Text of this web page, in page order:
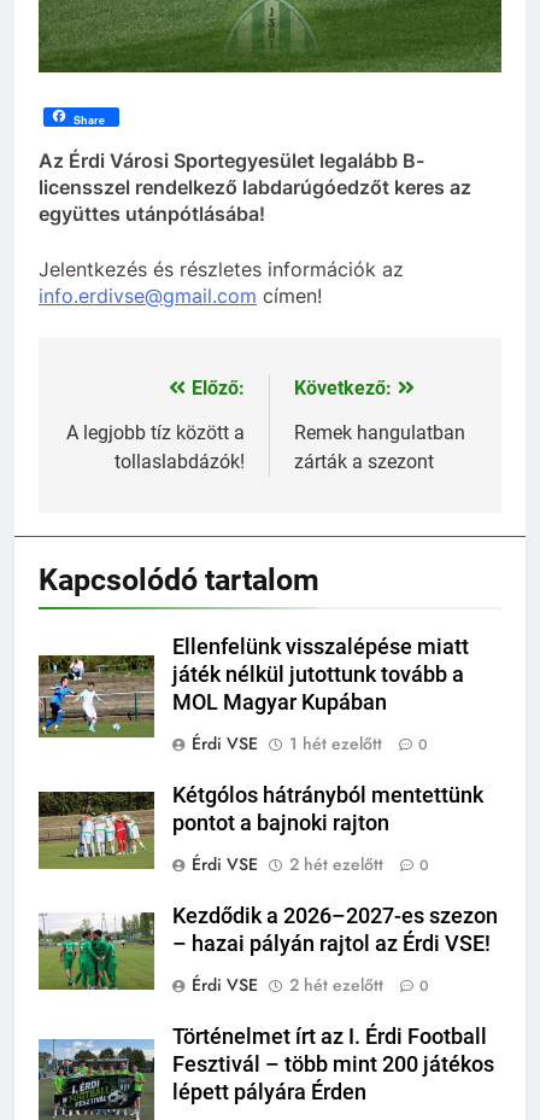
Share
Az Érdi Városi Sportegyesület legalább B-
licensszel rendelkező labdarúgóedzőt keres az
együttes utánpótlásába!
Jelentkezés és részletes információk az
info.erdivse@gmail.com címen!
Bejegyzés
navigáció
Előző:
A legjobb tíz között a
tollaslabdázók!
Következő:
Remek hangulatban
zárták a szezont
Kapcsolódó tartalom
Ellenfelünk visszalépése miatt
játék nélkül jutottunk tovább a
MOL Magyar Kupában
Érdi VSE
1 hét ezelőtt 0
Kétgólos hátrányból mentettünk
pontot a bajnoki rajton
Érdi VSE
2 hét ezelőtt 0
Kezdődik a 2026–2027-es szezon
– hazai pályán rajtol az Érdi VSE!
Érdi VSE
2 hét ezelőtt 0
Történelmet írt az I. Érdi Football
Fesztivál – több mint 200 játékos
lépett pályára Érden